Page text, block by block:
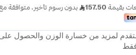
هو برنامج متقدم لمزيد من خسارة الوزن